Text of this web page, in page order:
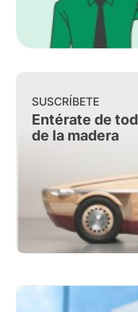
SUSCRÍBETE
Entérate de
de la madera